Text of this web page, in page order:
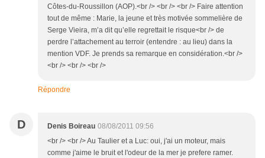
Côtes-du-Roussillon (AOP).<br /> <br /> <br /> Faire attention
tout de même : Marie, la jeune et très motivée sommelière de
Serge Vieira, m’a dit qu’elle regrettait le risque<br /> de
perdre l’attachement au terroir (entendre : au lieu) dans la
mention VDF. Je prends sa remarque en considération.<br />
<br /> <br /> <br />
Répondre
D Denis Boireau 08/08/2011 09:56
<br /> <br /> Au Taulier et a Luc: oui, j'ai un moteur, mais
comme j'aime le bruit et l'odeur de la mer je prefere ramer.